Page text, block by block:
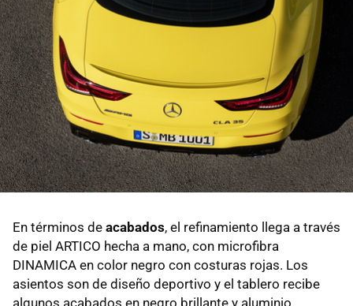
En términos de acabados, el refinamiento llega a través
de piel ARTICO hecha a mano, con microfibra
DINAMICA en color negro con costuras rojas. Los
asientos son de diseño deportivo y el tablero recibe